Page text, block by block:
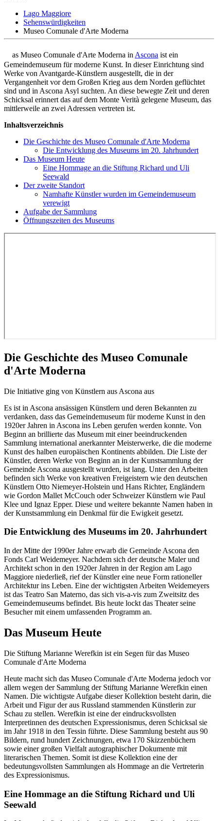
Lago Maggiore
Sehenswürdigkeiten
Museo Comunale d'Arte Moderna
as Museo Comunale d'Arte Moderna in Ascona ist ein
Gemeindemuseum für moderne Kunst. In dieser Einrichtung sind
Werke von Avantgarde-Künstlern ausgestellt, die in der
Vergangenheit vor dem Großen Krieg aus dem Norden geflüchtet
sind und in Ascona Asyl suchten. An diese bewegte Zeit und deren
Schicksal erinnert das auf dem Monte Verità gelegene Museum, das
mittlerweile an zwei Adressen vertreten ist.
Inhaltsverzeichnis
Die Geschichte des Museo Comunale d'Arte Moderna
Die Entwicklung des Museums im 20. Jahrhundert
Das Museum Heute
Eine Hommage an die Stiftung Richard und Uli
Seewald
Der zweite Standort
Namhafte Künstler wurden im Gemeindemuseum
verewigt
Aufgabe der Sammlung
Öffnungszeiten des Museums
Die Geschichte des Museo Comunale
d'Arte Moderna
Die Initiative ging von Künstlern aus Ascona aus
Es ist in Ascona ansässigen Künstlern und deren Bekannten zu
verdanken, dass das Gemeindemuseum für moderne Kunst in den
1920er Jahren in Ascona ins Leben gerufen werden konnte. Von
Beginn an brillierte das Museum mit einer beeindruckenden
Sammlung international anerkannter Meisterwerke, die die moderne
Kunst des halben europäischen Kontinents abbilden. Die Liste der
Künstler, deren Werke von Beginn an in der Kunstsammlung der
Gemeinde Ascona ausgestellt wurden, ist lang. Unter den Arbeiten
befinden sich Werke von kreativen Freigeistern wie den deutschen
Künstlern Otto Niemeyer-Holstein und Hans Richter, Engländern
wie Gordon Mallet McCouch oder Schweizer Künstlern wie Paul
Klee und Ignaz Epper. Diese und weitere bekannte Namen haben in
der Kunstsammlung ein Denkmal für die Ewigkeit gesetzt.
Die Entwicklung des Museums im 20. Jahrhundert
In der Mitte der 1990er Jahre erwarb die Gemeinde Ascona den
Fonds Carl Weidemeyer. Nachdem sich der deutsche Maler und
Architekt schon in den 1920er Jahren in der Region am Lago
Maggiore niederließ, rief der Künstler eine neue Form rationeller
Architektur ins Leben. Eine der wichtigsten Arbeiten Weidemeyers
ist das Teatro San Materno, das sich vis-a-vis zum Zweitsitz des
Gemeindemuseums befindet. Bis heute lockt das Theater seine
Besucher mit einem umfassenden Programm an.
Das Museum Heute
Die Stiftung Marianne Werefkin ist ein Segen für das Museo
Comunale d'Arte Moderna
Heute macht sich das Museo Comunale d'Arte Moderna jedoch vor
allem wegen der Sammlung der Stiftung Marianne Werefkin einen
Namen. Die wichtigste Aufgabe dieser Kollektion besteht darin, die
Arbeit und Figur der aus Russland stammenden Künstlerin zur
Schau zu stellen. Werefkin ist eine der eindrucksvollsten
Interpretinnen des deutschen Expressionismus, deren Schicksal sie
im Jahr 1918 in den Tessin führte. Diese Sammlung besteht aus 90
Bildern, rund hundert Zeichnungen, etwa 170 Skizzenbüchern
sowie einer großen Vielfalt autographischer Dokumente mit
literarischen Themen. Somit ist diese Kollektion eine der
bedeutungsvollsten Sammlungen als Hommage an die Vertreterin
des Expressionismus.
Eine Hommage an die Stiftung Richard und Uli
Seewald